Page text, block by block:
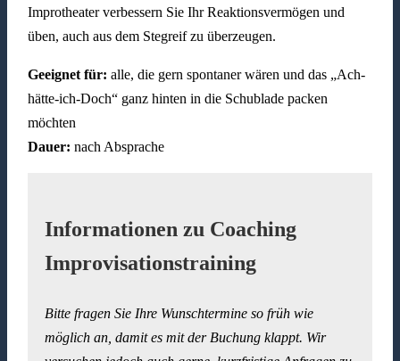
Improtheater verbessern Sie Ihr Reaktionsvermögen und
üben, auch aus dem Stegreif zu überzeugen.
Geeignet für: alle, die gern spontaner wären und das „Ach-
hätte-ich-Doch“ ganz hinten in die Schublade packen
möchten
Dauer: nach Absprache
Informationen zu Coaching
Improvisationstraining
Bitte fragen Sie Ihre Wunschtermine so früh wie
möglich an, damit es mit der Buchung klappt. Wir